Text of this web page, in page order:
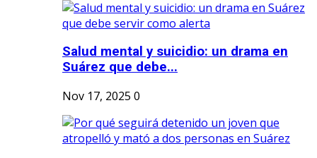
Salud mental y suicidio: un drama en
Suárez que debe...
Nov 17, 2025 0